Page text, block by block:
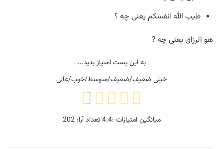
طیب الله انفسکم یعنی چه ؟
هو الرزاق یعنی چه ?
به این پست امتیاز بدید...
خیلی ضعیف/ضعیف/متوسط/خوب/عالی
میانگین امتیازات :4.4تعداد آرا:202